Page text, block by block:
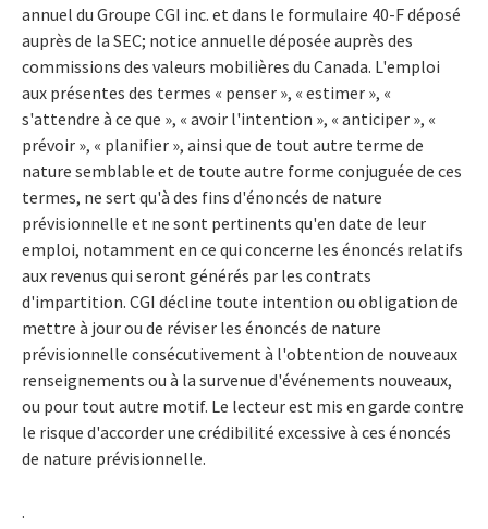
annuel du Groupe CGI inc. et dans le formulaire 40-F déposé
auprès de la SEC; notice annuelle déposée auprès des
commissions des valeurs mobilières du Canada. L'emploi
aux présentes des termes « penser », « estimer », «
s'attendre à ce que », « avoir l'intention », « anticiper », «
prévoir », « planifier », ainsi que de tout autre terme de
nature semblable et de toute autre forme conjuguée de ces
termes, ne sert qu'à des fins d'énoncés de nature
prévisionnelle et ne sont pertinents qu'en date de leur
emploi, notamment en ce qui concerne les énoncés relatifs
aux revenus qui seront générés par les contrats
d'impartition. CGI décline toute intention ou obligation de
mettre à jour ou de réviser les énoncés de nature
prévisionnelle consécutivement à l'obtention de nouveaux
renseignements ou à la survenue d'événements nouveaux,
ou pour tout autre motif. Le lecteur est mis en garde contre
le risque d'accorder une crédibilité excessive à ces énoncés
de nature prévisionnelle.
.